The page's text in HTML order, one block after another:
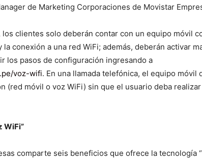
de Marketing Corporaciones de Movistar
clientes solo deberán contar con un equipo móvil
conexión a una red WiFi; además, deberán activar
los pasos de configuración ingresando a
voz-wifi. En una llamada telefónica, el equipo móvil
(red móvil o voz WiFi) sin que el usuario deba realizar
WiFi”
comparte seis beneficios que ofrece la tecnología